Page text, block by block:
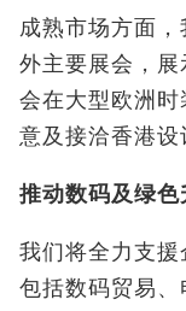
成熟市场方面
外主要展会，
会在大型欧洲
意及接洽香港设
推动数码及绿色
我们将全力支
包括数码贸易